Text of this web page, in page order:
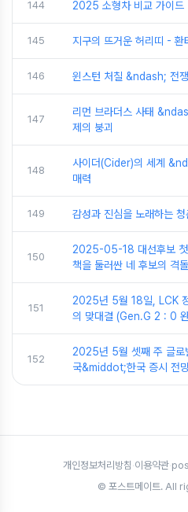
144 2025 소형차 비교 가이드
145 지구의 뜨거운 허리띠 - 환
146 윈스턴 처칠 &ndash; 전
147
리먼 브라더스 사태
제의 붕괴
148
사이더(Cider)의 세계
매력
149 감성과 진심을 노래하는
150
2025-05-18 대선후보
책을 둘러싼 네 후보의 격돌
151
2025년 5월 18일, LCK
의 맞대결 (Gen.G 2 : 0
152
2025년 5월 셋째 주 글로
국&middot;한국 증시 전
개인정보처리방침 ·이용약관·
© 포스트메이트. All